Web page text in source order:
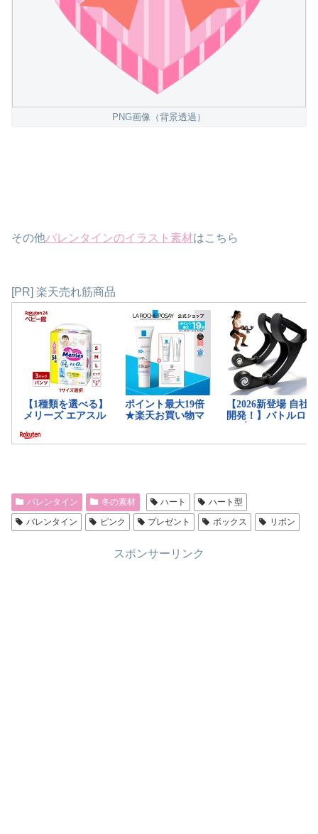
PNG画像（背景透過）
その他バレンタインのイラスト素材はこちら
[PR] 楽天売れ筋商品
バレンタイン 冬の素材 ハート
ハート型
バレンタイン
ピンク プレゼント ボックス リボン
スポンサーリンク